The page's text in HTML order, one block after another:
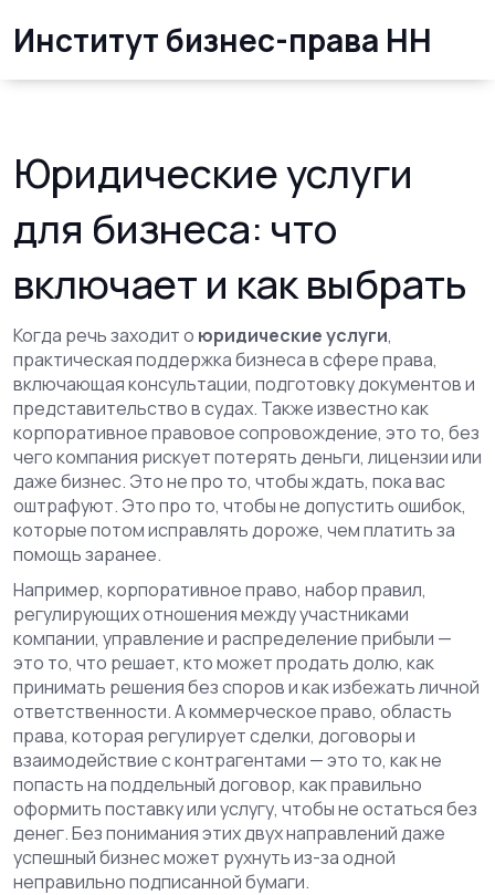
Институт бизнес-права НН
Юридические услуги
для бизнеса: что
включает и как выбрать
Когда речь заходит о юридические услуги,
практическая поддержка бизнеса в сфере права,
включающая консультации, подготовку документов и
представительство в судах. Также известно как
корпоративное правовое сопровождение, это то, без
чего компания рискует потерять деньги, лицензии или
даже бизнес. Это не про то, чтобы ждать, пока вас
оштрафуют. Это про то, чтобы не допустить ошибок,
которые потом исправлять дороже, чем платить за
помощь заранее.
Например, корпоративное право, набор правил,
регулирующих отношения между участниками
компании, управление и распределение прибыли —
это то, что решает, кто может продать долю, как
принимать решения без споров и как избежать личной
ответственности. Акоммерческое право, область
права, которая регулирует сделки, договоры и
взаимодействие с контрагентами — это то, как не
попасть на поддельный договор, как правильно
оформить поставку или услугу, чтобы не остаться без
денег. Без понимания этих двух направлений даже
успешный бизнес может рухнуть из-за одной
неправильно подписанной бумаги.